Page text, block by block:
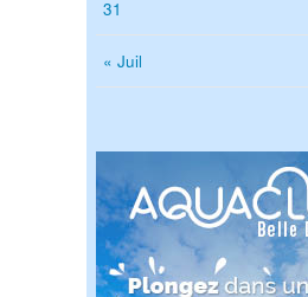
« Juil
31